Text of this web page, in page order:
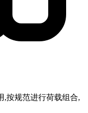
,按规范进行荷载组合,